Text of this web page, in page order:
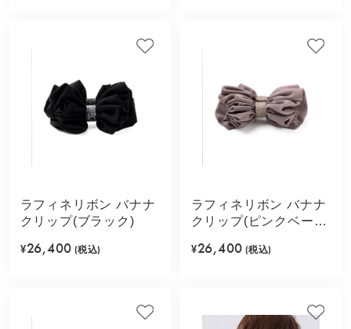
ラフィネリボン バナナ
クリップ(ブラック)
¥26,400 (税込)
ラフィネリボン バナナ
クリップ(ピンクベージ
¥26,400 (税込)